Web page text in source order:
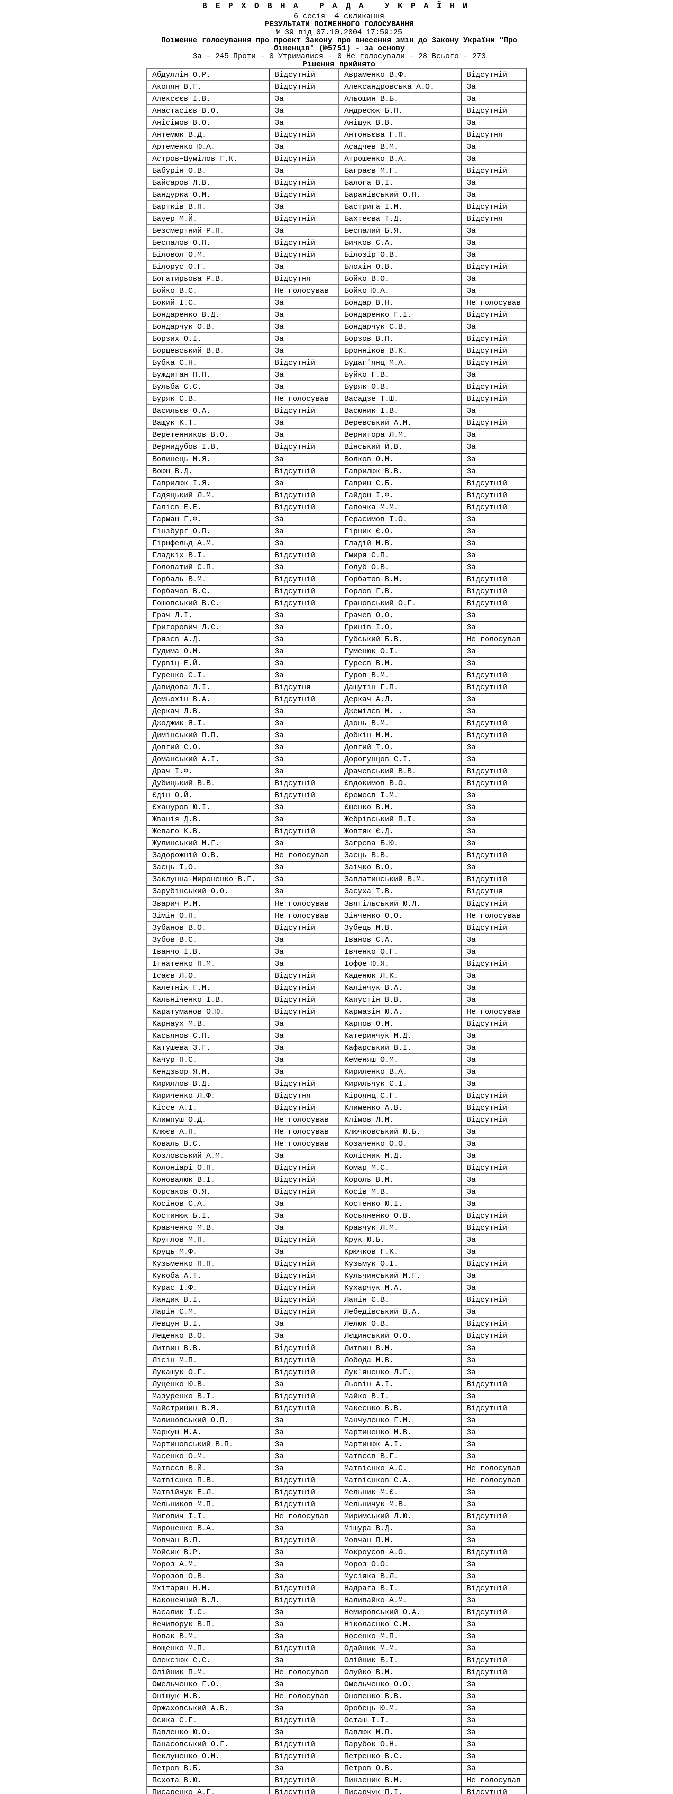
ВЕРХОВНА РАДА УКРАЇНИ
6 сесія 4 скликання
РЕЗУЛЬТАТИ ПОІМЕННОГО ГОЛОСУВАННЯ
№ 39 від 07.10.2004 17:59:25
Поіменне голосування про проект Закону про внесення змін до Закону України "Про
біженців" (№5751) - за основу
За - 245 Проти - 0 Утрималися - 0 Не голосували - 28 Всього - 273
Рішення прийнято
Абдуллін О.Р.
Відсутній Авраменко В.Ф.
Відсутній
Акопян В.Г.
Відсутній Александровська А.О.
За
Алексєєв І.В.
За Альошин В.Б.
За
Анастасієв В.О.
За Андресюк Б.П.
Відсутній
Анісімов В.О.
За Аніщук В.В.
За
Антемюк В.Д.
Відсутній Антоньєва Г.П.
Відсутня
Артеменко Ю.А.
За Асадчев В.М.
За
Астров–Шумілов Г.К.
Відсутній Атрошенко В.А.
За
Бабурін О.В.
За Баграєв М.Г.
Відсутній
Байсаров Л.В.
Відсутній Балога В.І.
За
Бандурка О.М.
Відсутній Баранівський О.П.
За
Бартків В.П.
За Бастрига І.М.
Відсутній
Бауер М.Й.
Відсутній Бахтеєва Т.Д.
Відсутня
Безсмертний Р.П.
За Беспалий Б.Я.
За
Беспалов О.П.
Відсутній Бичков С.А.
За
Біловол О.М.
Відсутній Білозір О.В.
За
Білорус О.Г.
За Блохін О.В.
Відсутній
Богатирьова Р.В.
Відсутня Бойко В.О.
За
Бойко В.С.
Не голосував Бойко Ю.А.
За
Бокий І.С.
За Бондар В.Н.
Не голосував
Бондаренко В.Д.
За Бондаренко Г.І.
Відсутній
Бондарчук О.В.
За Бондарчук С.В.
За
Борзих О.І.
За Борзов В.П.
Відсутній
Борщевський В.В.
За Бронніков В.К.
Відсутній
Бубка С.Н.
Відсутній Будаг'янц М.А.
Відсутній
Буждиган П.П.
За Буйко Г.В.
За
Бульба С.С.
За Буряк О.В.
Відсутній
Буряк С.В.
Не голосував Васадзе Т.Ш.
Відсутній
Васильєв О.А.
Відсутній Васюник І.В.
За
Ващук К.Т.
За Веревський А.М.
Відсутній
Веретенников В.О.
За Вернигора Л.М.
За
Вернидубов І.В.
Відсутній Вінський Й.В.
За
Волинець М.Я.
За Волков О.М.
За
Воюш В.Д.
Відсутній Гаврилюк В.В.
За
Гаврилюк І.Я.
За Гавриш С.Б.
Відсутній
Гадяцький Л.М.
Відсутній Гайдош І.Ф.
Відсутній
Галієв Е.Е.
Відсутній Гапочка М.М.
Відсутній
Гармаш Г.Ф.
За Герасимов І.О.
За
Гінзбург О.П.
За Гірник Є.О.
За
Гіршфельд А.М.
За Гладій М.В.
За
Гладкіх В.І.
Відсутній Гмиря С.П.
За
Головатий С.П.
За Голуб О.В.
За
Горбаль В.М.
Відсутній Горбатов В.М.
Відсутній
Горбачов В.С.
Відсутній Горлов Г.В.
Відсутній
Гошовський В.С.
Відсутній Грановський О.Г.
Відсутній
Грач Л.І.
За Грачев О.О.
За
Григорович Л.С.
За Гринів І.О.
За
Грязєв А.Д.
За Губський Б.В.
Не голосував
Гудима О.М.
За Гуменюк О.І.
За
Гурвіц Е.Й.
За Гуреєв В.М.
За
Гуренко С.І.
За Гуров В.М.
Відсутній
Давидова Л.І.
Відсутня Дашутін Г.П.
Відсутній
Демьохін В.А.
Відсутній Деркач А.Л.
За
Деркач Л.В.
За Джемілєв М. .
За
Джоджик Я.І.
За Дзонь В.М.
Відсутній
Димінський П.П.
За Добкін М.М.
Відсутній
Довгий С.О.
За Довгий Т.О.
За
Доманський А.І.
За Дорогунцов С.І.
За
Драч І.Ф.
За Драчевський В.В.
Відсутній
Дубицький В.В.
Відсутній Євдокимов В.О.
Відсутній
Єдін О.Й.
Відсутній Єремеєв І.М.
За
Єхануров Ю.І.
За Єщенко В.М.
За
Жванія Д.В.
За Жебрівський П.І.
За
Жеваго К.В.
Відсутній Жовтяк Є.Д.
За
Жулинський М.Г.
За Загрева Б.Ю.
За
Задорожній О.В.
Не голосував Заєць В.В.
Відсутній
Заєць І.О.
За Заічко В.О.
За
Заклунна-Мироненко В.Г.
За Заплатинський В.М.
Відсутній
Зарубінський О.О.
За Засуха Т.В.
Відсутня
Зварич Р.М.
Не голосував Звягільський Ю.Л.
Відсутній
Зімін О.П.
Не голосував Зінченко О.О.
Не голосував
Зубанов В.О.
Відсутній Зубець М.В.
Відсутній
Зубов В.С.
За Іванов С.А.
За
Іванчо І.В.
За Івченко О.Г.
За
Ігнатенко П.М.
За Іоффе Ю.Я.
Відсутній
Ісаєв Л.О.
Відсутній Каденюк Л.К.
За
Калетнік Г.М.
Відсутній Калінчук В.А.
За
Кальніченко І.В.
Відсутній Капустін В.В.
За
Каратуманов О.Ю.
Відсутній Кармазін Ю.А.
Не голосував
Карнаух М.В.
За Карпов О.М.
Відсутній
Касьянов С.П.
За Катеринчук М.Д.
За
Катушева З.Г.
За Кафарський В.І.
За
Качур П.С.
За Кеменяш О.М.
За
Кендзьор Я.М.
За Кириленко В.А.
За
Кириллов В.Д.
Відсутній Кирильчук Є.І.
За
Кириченко Л.Ф.
Відсутня Кіроянц С.Г.
Відсутній
Кіссе А.І.
Відсутній Клименко А.В.
Відсутній
Климпуш О.Д.
Не голосував Клімов Л.М.
Відсутній
Клюєв А.П.
Не голосував Ключковський Ю.Б.
За
Коваль В.С.
Не голосував Козаченко О.О.
За
Козловський А.М.
За Колісник М.Д.
За
Колоніарі О.П.
Відсутній Комар М.С.
Відсутній
Коновалюк В.І.
Відсутній Король В.М.
За
Корсаков О.Я.
Відсутній Косів М.В.
За
Косінов С.А.
За Костенко Ю.І.
За
Костинюк Б.І.
За Косьяненко О.В.
Відсутній
Кравченко М.В.
За Кравчук Л.М.
Відсутній
Круглов М.П.
Відсутній Крук Ю.Б.
За
Круць М.Ф.
За Крючков Г.К.
За
Кузьменко П.П.
Відсутній Кузьмук О.І.
Відсутній
Кукоба А.Т.
Відсутній Кульчинський М.Г.
За
Курас І.Ф.
Відсутній Кухарчук М.А.
За
Ландик В.І.
Відсутній Лапін Є.В.
Відсутній
Ларін С.М.
Відсутній Лебедівський В.А.
За
Левцун В.І.
За Лелюк О.В.
Відсутній
Лещенко В.О.
За Лєщинський О.О.
Відсутній
Литвин В.В.
Відсутній Литвин В.М.
За
Лісін М.П.
Відсутній Лобода М.В.
За
Лукашук О.Г.
Відсутній Лук'яненко Л.Г.
За
Луценко Ю.В.
За Льовін А.І.
Відсутній
Мазуренко В.І.
Відсутній Майко В.І.
За
Майстришин В.Я.
Відсутній Макеєнко В.В.
Відсутній
Малиновський О.П.
За Манчуленко Г.М.
За
Маркуш М.А.
За Мартиненко М.В.
За
Мартиновський В.П.
За Мартинюк А.І.
За
Масенко О.М.
За Матвєєв В.Г.
За
Матвєєв В.Й.
За Матвієнко А.С.
Не голосував
Матвієнко П.В.
Відсутній Матвієнков С.А.
Не голосував
Матвійчук Е.Л.
Відсутній Мельник М.Є.
За
Мельников М.П.
Відсутній Мельничук М.В.
За
Мигович І.І.
Не голосував Миримський Л.Ю.
Відсутній
Мироненко В.А.
За Мішура В.Д.
За
Мовчан В.П.
Відсутній Мовчан П.М.
За
Мойсик В.Р.
За Мокроусов А.О.
Відсутній
Мороз А.М.
За Мороз О.О.
За
Морозов О.В.
За Мусіяка В.Л.
За
Мхітарян Н.М.
Відсутній Надрага В.І.
Відсутній
Наконечний В.Л.
Відсутній Наливайко А.М.
За
Насалик І.С.
За Немировський О.А.
Відсутній
Нечипорук В.П.
За Ніколаєнко С.М.
За
Новак В.М.
За Носенко М.П.
За
Нощенко М.П.
Відсутній Одайник М.М.
За
Олексіюк С.С.
За Олійник Б.І.
Відсутній
Олійник П.М.
Не голосував Олуйко В.М.
Відсутній
Омельченко Г.О.
За Омельченко О.О.
За
Оніщук М.В.
Не голосував Онопенко В.В.
За
Оржаховський А.В.
За Оробець Ю.М.
За
Осика С.Г.
Відсутній Осташ І.І.
За
Павленко Ю.О.
За Павлюк М.П.
За
Панасовський О.Г.
Відсутній Парубок О.Н.
За
Пеклушенко О.М.
Відсутній Петренко В.С.
За
Петров В.Б.
За Петров О.В.
За
Пєхота В.Ю.
Відсутній Пинзеник В.М.
Не голосував